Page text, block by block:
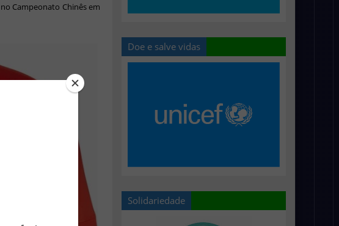
Campeonato Chinês em
Doe e salve vidas
Solidariedade